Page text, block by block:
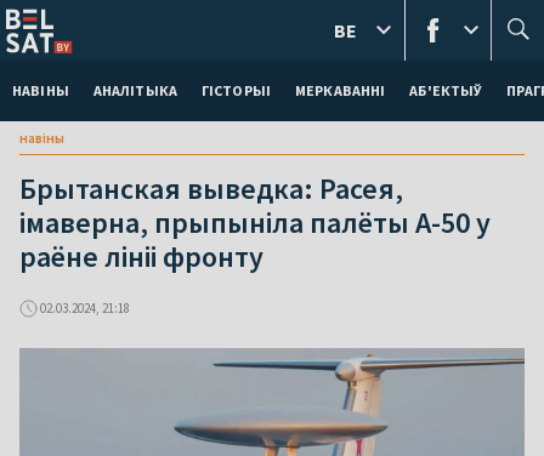
НАВІНЫ АНАЛІТЫКА ГІСТОРЫІ МЕРКАВАННI АБ'ЕКТЫЎ
BE
навіны
Брытанская выведка: Расея,
імаверна, прыпыніла палёты А-50 у
раёне лініі фронту
02.03.2024, 21:18